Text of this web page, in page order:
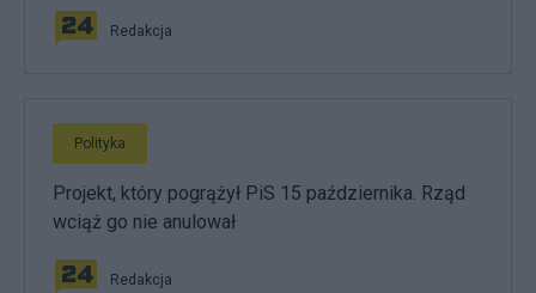
Redakcja
Polityka
Projekt, który pogrążył PiS 15 października. Rząd
wciąż go nie anulował
Redakcja